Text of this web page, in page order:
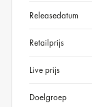
Releasedatum
Retailprijs
Live prijs
Doelgroep